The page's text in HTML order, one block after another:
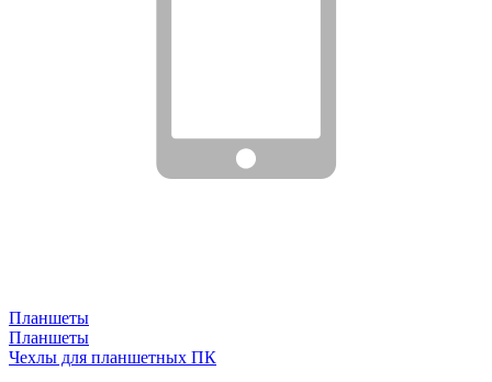
Планшеты
Планшеты
Чехлы для планшетных ПК